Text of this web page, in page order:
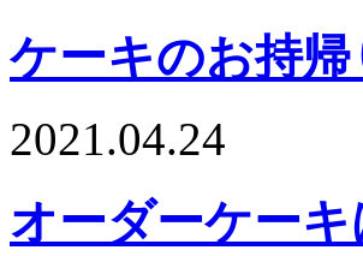
ケーキのお持
2021.04.24
オーダーケー